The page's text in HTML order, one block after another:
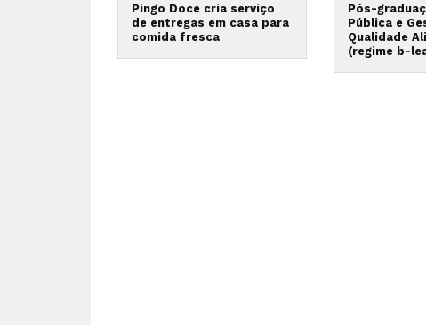
Pingo Doce cria serviço
de entregas em casa para
comida fresca
Pós-
Pública e
Qualidade
(regime b-